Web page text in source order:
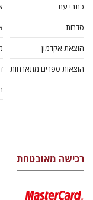
כתבי עת
סדרות
הוצאת אקדמון
הוצאות ספרים מתארחות
רכישה מאובטחת